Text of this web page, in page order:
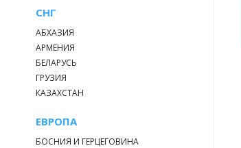
СНГ
АБХАЗИЯ
АРМЕНИЯ
БЕЛАРУСЬ
ГРУЗИЯ
КАЗАХСТАН
ЕВРОПА
БОСНИЯ И ГЕРЦЕГОВИНА